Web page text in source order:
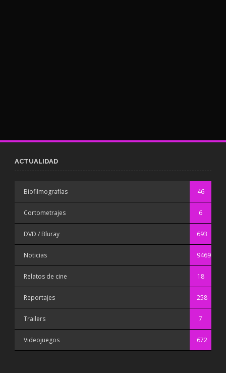
ACTUALIDAD
Biofilmografías 46
Cortometrajes 6
DVD / Bluray 693
Noticias 9469
Relatos de cine 18
Reportajes 258
Trailers 7
Videojuegos 672